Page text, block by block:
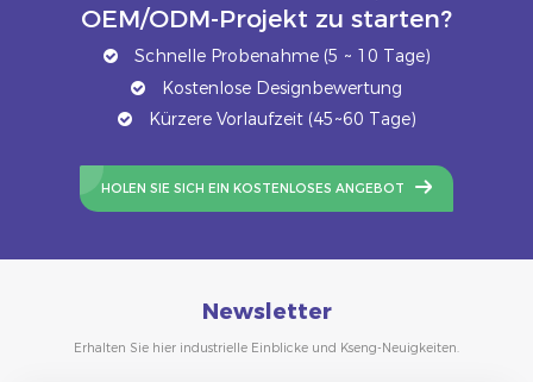
OEM/ODM-Projekt zu starten?
Schnelle Probenahme (5 ~ 10 Tage)
Kostenlose Designbewertung
Kürzere Vorlaufzeit (45~60 Tage)
HOLEN SIE SICH EIN KOSTENLOSES ANGEBOT
Newsletter
Erhalten Sie hier industrielle Einblicke und Kseng-Neuigkeiten.